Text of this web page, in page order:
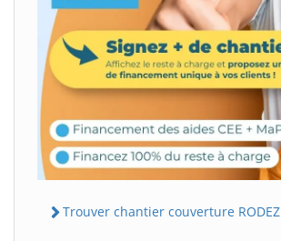
Trouver chantier couverture RODEZ